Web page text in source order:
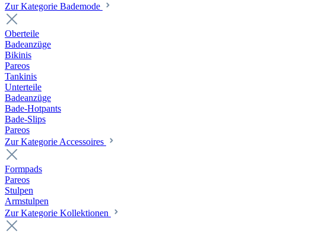
Zur Kategorie Bademode
Oberteile
Badeanzüge
Bikinis
Pareos
Tankinis
Unterteile
Badeanzüge
Bade-Hotpants
Bade-Slips
Pareos
Zur Kategorie Accessoires
Formpads
Pareos
Stulpen
Armstulpen
Zur Kategorie Kollektionen